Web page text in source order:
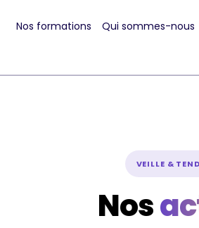
Nos formations Qui sommes-nous
VEILLE &
Nos